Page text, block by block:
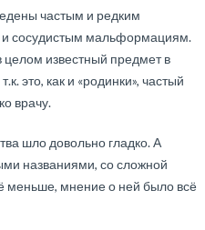
частым и редким
и сосудистым мальформациям.
известный предмет в
это, как и «родинки», частый
врачу.
шло довольно гладко. А
названиями, со сложной
меньше, мнение о ней было всё